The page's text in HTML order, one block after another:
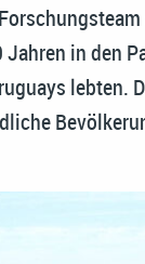
in den
lebten.